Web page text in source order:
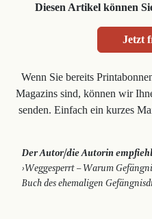
Diesen Artikel können
Jetzt
Wenn Sie bereits
Magazins sind, können wir
senden. Einfach ein kurzes
Der Autor/die Autorin
›Weggesperrt – Warum
Buch des ehemaligen